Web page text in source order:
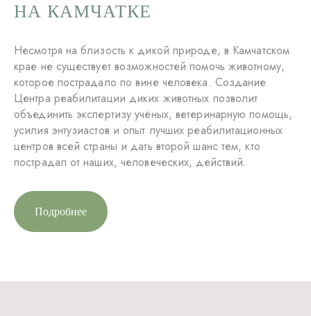
НА КАМЧАТКЕ
Несмотря на близость к дикой природе, в Камчатском
крае не существует возможностей помочь животному,
которое пострадало по вине человека. Создание
Центра реабилитации диких животных позволит
объединить экспертизу учёных, ветеринарную помощь,
усилия энтузиастов и опыт лучших реабилитационных
центров всей страны и дать второй шанс тем, кто
пострадал от наших, человеческих, действий.
Подробнее